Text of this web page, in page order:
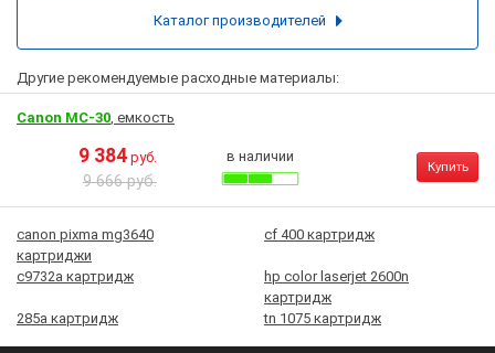
Другие рекомендуемые расходные материалы:
Canon MC-30, емкость
9 384 руб.
9 666 руб.
в наличии
Купить
canon pixma mg3640
картриджи
cf 400 картридж
c9732a картридж
hp color laserjet 2600n
картридж
285а картридж
tn 1075 картридж